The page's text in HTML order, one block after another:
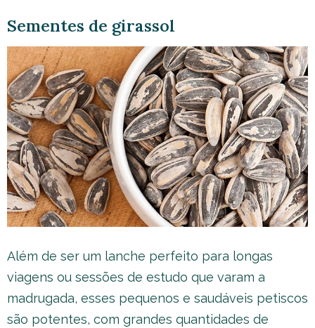
Sementes de girassol
Além de ser um lanche perfeito para longas
viagens ou sessões de estudo que varam a
madrugada, esses pequenos e saudáveis petiscos
são potentes, com grandes quantidades de